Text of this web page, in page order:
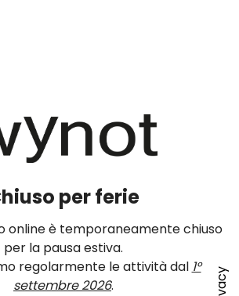
per ferie
online è temporaneamente chiuso
per la pausa estiva.
regolarmente le attività dal 1°
settembre 2026.